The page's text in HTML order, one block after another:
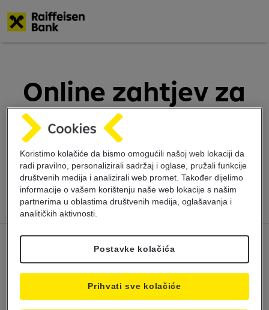
Online zahtjev za
transakcijski račun
za Corporate
klijente
Koristimo kolačiće da bismo omogućili našoj web lokaciji da
radi pravilno, personalizirali sadržaj i oglase, pružali funkcije
društvenih medija i analizirali web promet. Također dijelimo
informacije o vašem korištenju naše web lokacije s našim
partnerima u oblastima društvenih medija, oglašavanja i
analitičkih aktivnosti.
Postavke kolačića
Prihvati sve kolačiće